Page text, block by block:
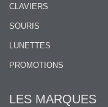
CLAVIERS
SOURIS
LUNETTES
PROMOTIONS
LES MARQUES